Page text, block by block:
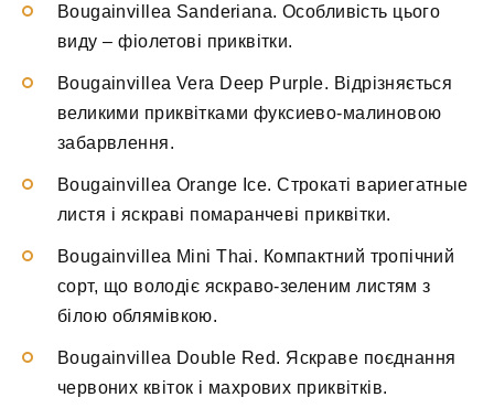
Bougainvillea Sanderiana. Особливість цього
виду – фіолетові приквітки.
Bougainvillea Vera Deep Purple. Відрізняється
великими приквітками фуксиево-малиновою
забарвлення.
Bougainvillea Orange Ice. Строкаті вариегатные
листя і яскраві помаранчеві приквітки.
Bougainvillea Mini Thai. Компактний тропічний
сорт, що володіє яскраво-зеленим листям з
білою облямівкою.
Bougainvillea Double Red. Яскраве поєднання
червоних квіток і махрових приквітків.